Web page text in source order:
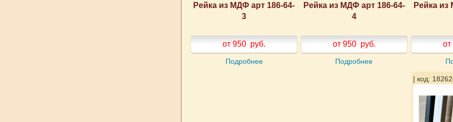
Рейка из МДФ арт 186-64-
3
от 950 руб.
Подробнее
Рейка из МДФ арт 186-64-
4
от 950 руб.
Подробнее
Рейка из
от
| код: